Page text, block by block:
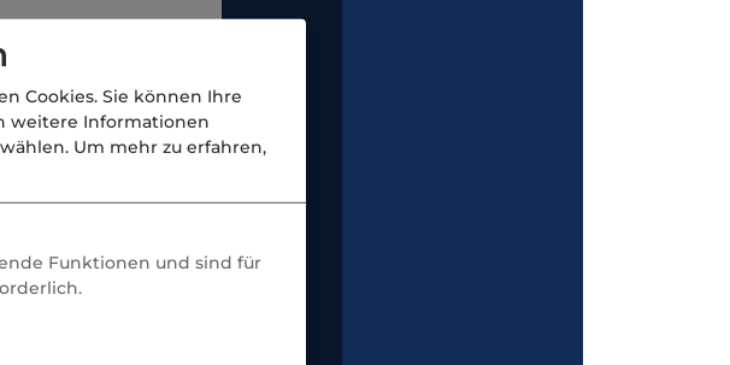
Cookies. Sie können Ihre
weitere Informationen
Um mehr zu erfahren,
Funktionen und sind für